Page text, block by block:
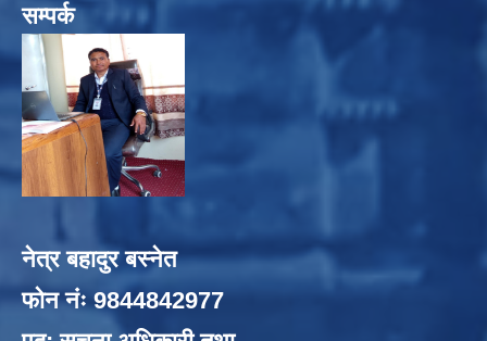
सम्पर्क
नेत्र बहादुर बस्नेत
फोन नंः 9844842977